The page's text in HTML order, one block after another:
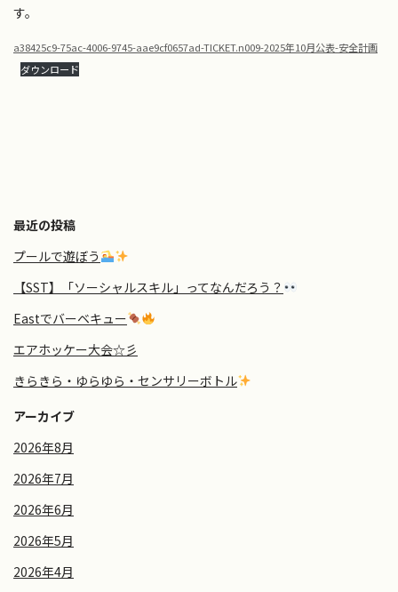
す。
a38425c9-75ac-4006-9745-aae9cf0657ad-TICKET.n009-2025年10月公表-安全計画
ダウンロード
最近の投稿
プールで遊ぼう
【SST】「ソーシャルスキル」ってなんだろう？
Eastでバーベキュー
エアホッケー大会☆彡
きらきら・ゆらゆら・センサリーボトル
アーカイブ
2026年8月
2026年7月
2026年6月
2026年5月
2026年4月